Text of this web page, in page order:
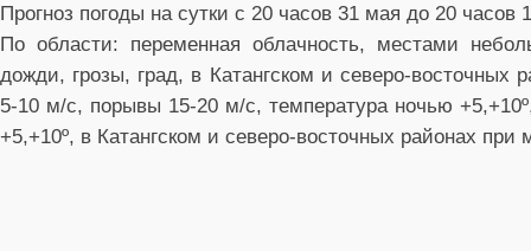
Прогноз погоды на сутки с 20 часов 31 мая до 20 часов
По области: переменная облачность, местами
дожди, грозы, град, в Катангском и северо-восточных
5-10 м/с, порывы 15-20 м/с, температура ночью
+5,+10º, в Катангском и северо-восточных районах при